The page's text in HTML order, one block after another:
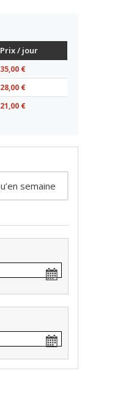
Prix / jour
35,00 €
28,00 €
21,00 €